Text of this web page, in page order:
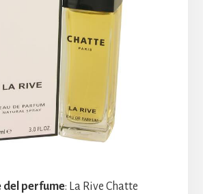
del perfume: La Rive Chatte